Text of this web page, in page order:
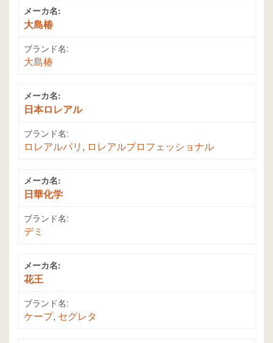
メーカ名:
大島椿
ブランド名:
大島椿
メーカ名:
日本ロレアル
ブランド名:
ロレアルパリ , ロレアルプロフェッショナル
メーカ名:
日華化学
ブランド名:
デミ
メーカ名:
花王
ブランド名:
ケープ, セグレタ